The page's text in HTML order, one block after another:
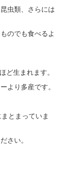
虫類、さらには
のでも食べるよ
ど生まれます。
より多産です。
まとまっていま
さい。